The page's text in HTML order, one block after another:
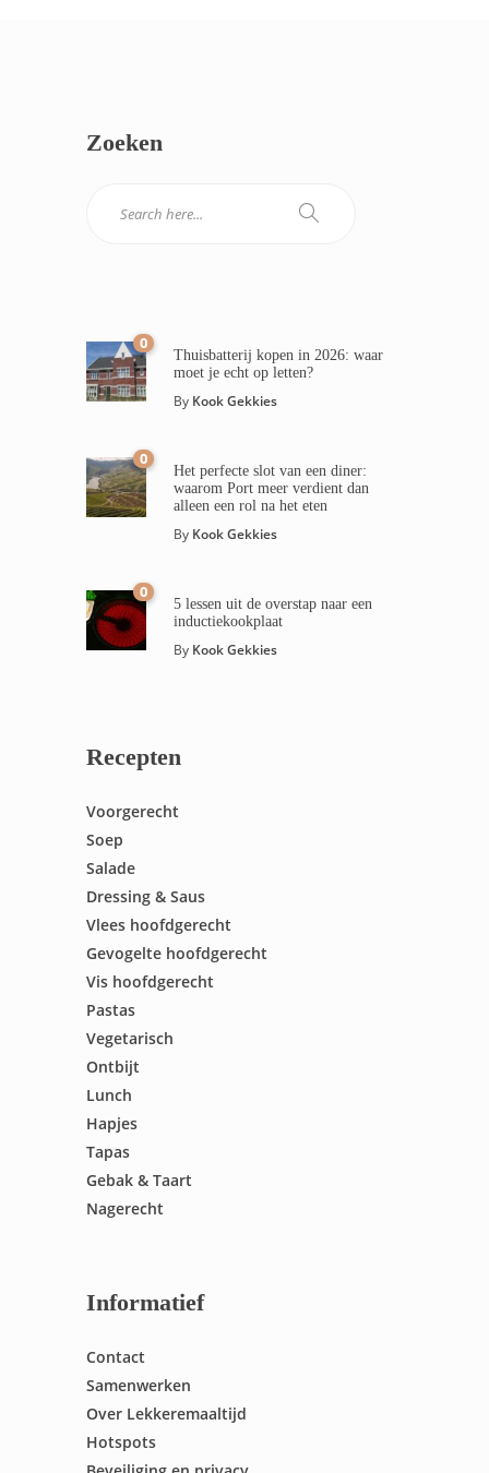
Zoeken
0
Thuisbatterij kopen in 2026: waar
moet je echt op letten?
By Kook Gekkies
0
Het perfecte slot van een diner:
waarom Port meer verdient dan
alleen een rol na het eten
By Kook Gekkies
0
5 lessen uit de overstap naar een
inductiekookplaat
By Kook Gekkies
Recepten
Voorgerecht
Soep
Salade
Dressing & Saus
Vlees hoofdgerecht
Gevogelte hoofdgerecht
Vis hoofdgerecht
Pastas
Vegetarisch
Ontbijt
Lunch
Hapjes
Tapas
Gebak & Taart
Nagerecht
Informatief
Contact
Samenwerken
Over Lekkeremaaltijd
Hotspots